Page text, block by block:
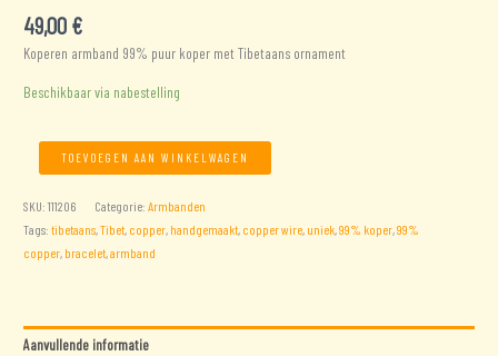
49,00 €
Koperen armband 99% puur koper met Tibetaans ornament
Beschikbaar via nabestelling
Koperen
armband
99%
puur
aantal
TOEVOEGEN AAN WINKELWAGEN
SKU:111206 Categorie:Armbanden
Tags:tibetaans,Tibet, copper, handgemaakt, copper wire, uniek,99% koper,99%
copper, bracelet,armband
Aanvullende informatie